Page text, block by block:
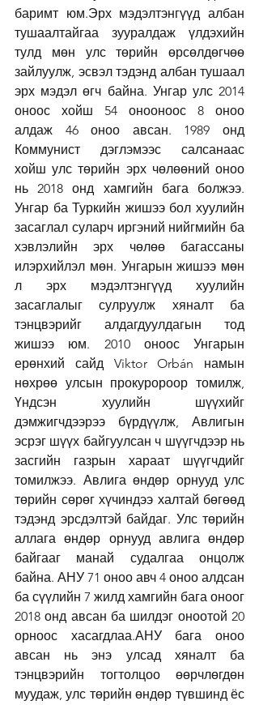
баримт юм.Эрх мэдэлтэнгүүд албан
тушаалтайгаа зууралдаж үлдэхийн
тулд мөн улс төрийн өрсөлдөгчөө
зайлуулж, эсвэл тэдэнд албан тушаал
эрх мэдэл өгч байна. Унгар улс 2014
оноос хойш 54 онооноос 8 оноо
алдаж 46 оноо авсан. 1989 онд
Коммунист дэглэмээс салсанаас
хойш улс төрийн эрх чөлөөний оноо
нь 2018 онд хамгийн бага болжээ.
Унгар ба Туркийн жишээ бол хуулийн
засаглал суларч иргэний нийгмийн ба
хэвлэлийн эрх чөлөө багассаны
илэрхийлэл мөн. Унгарын жишээ мөн
л эрх мэдэлтэнгүүд хуулийн
засаглалыг сулруулж хяналт ба
тэнцвэрийг алдагдуулдагын тод
жишээ юм. 2010 оноос Унгарын
ерөнхий сайд Viktor Orbán намын
нөхрөө улсын прокуророор томилж,
Үндсэн хуулийн шүүхийг
дэмжигчдээрээ бүрдүүлж, Авлигын
эсрэг шүүх байгуулсан ч шүүгчдээр нь
засгийн газрын хараат шүүгчдийг
томилжээ. Авлига өндөр орнууд улс
төрийн сөрөг хүчиндээ халтай бөгөөд
тэдэнд эрсдэлтэй байдаг. Улс төрийн
аллага өндөр орнууд авлига өндөр
байгааг манай судалгаа онцолж
байна. АНУ 71 оноо авч 4 оноо алдсан
ба сүүлийн 7 жилд хамгийн бага оноог
2018 онд авсан ба шилдэг оноотой 20
орноос хасагдлаа.АНУ бага оноо
авсан нь энэ улсад хяналт ба
тэнцвэрийн тогтолцоо өөрчлөгдөн
муудаж, улс төрийн өндөр түвшинд ёс